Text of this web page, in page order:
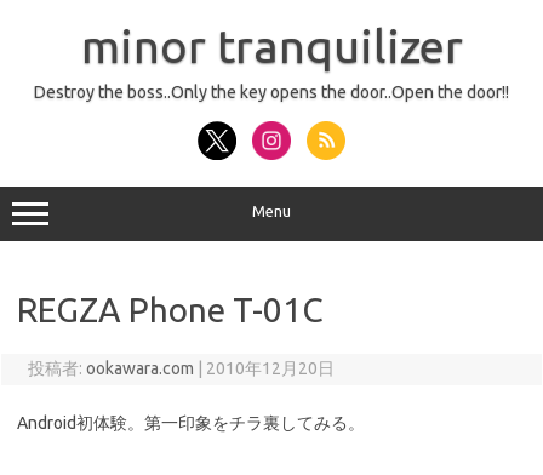
minor tranquilizer
Destroy the boss..Only the key opens the door..Open the door!!
Menu
REGZA Phone T-01C
投稿者: ookawara.com 2010年12月20日
Android初体験。第一印象をチラ裏してみる。